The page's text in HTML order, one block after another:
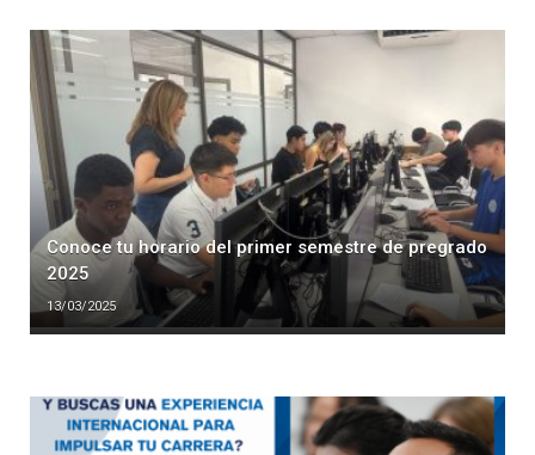
Conoce tu horario del primer semestre de pregrado
2025
13/03/2025